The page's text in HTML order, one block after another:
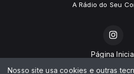
A Rádio do Seu
Página
Nosso site usa cookies e outras